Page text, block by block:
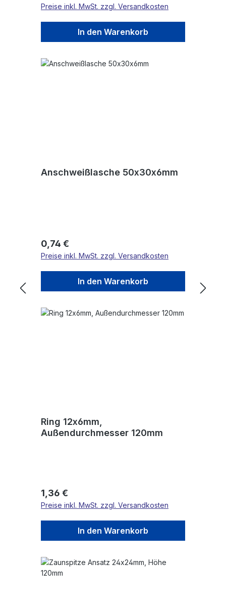
Preise inkl. MwSt. zzgl. Versandkosten
In den Warenkorb
Anschweißlasche 50x30x6mm
Regulärer Preis:
0,74 €
Preise inkl. MwSt. zzgl. Versandkosten
In den Warenkorb
Ring 12x6mm,
Außendurchmesser 120mm
Regulärer Preis:
1,36 €
Preise inkl. MwSt. zzgl. Versandkosten
In den Warenkorb